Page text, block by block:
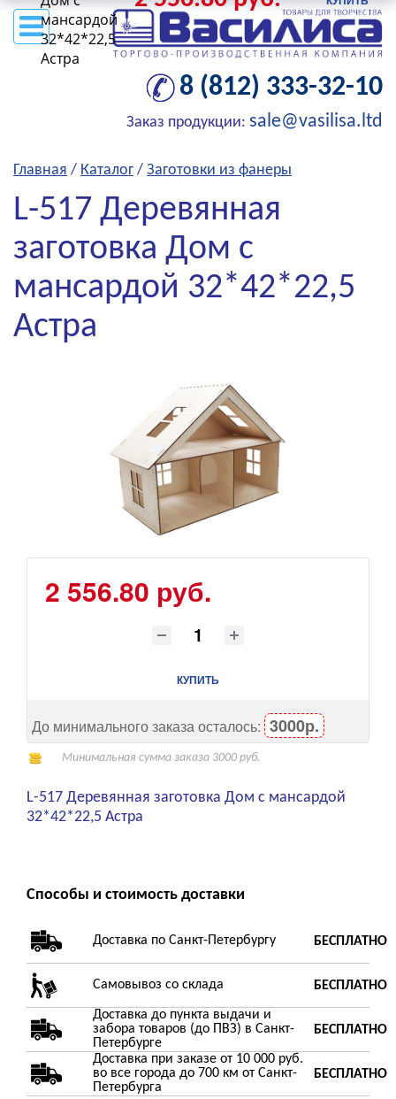
8 (812) 333-32-10
Заказ продукции: sale@vasilisa.ltd
Главная / Каталог / Заготовки из фанеры
L-517 Деревянная
заготовка Дом с
мансардой 32*42*22,5
Астра
2 556.80 руб.
КУПИТЬ
До минимального заказа осталось: 3000р.
Минимальная сумма заказа 3000 руб.
L-517 Деревянная заготовка Дом с мансардой
32*42*22,5 Астра
Способы и стоимость доставки
Доставка по Санкт-Петербургу БЕСПЛАТНО
Самовывоз со склада БЕСПЛАТНО
Доставка до пункта выдачи и
забора товаров (до ПВЗ) в Санкт-
Петербурге
БЕСПЛАТНО
Доставка при заказе от 10 000 руб.
во все города до 700 км от Санкт-
Петербурга
БЕСПЛАТНО
мансардой
32*42*22,5
Астра